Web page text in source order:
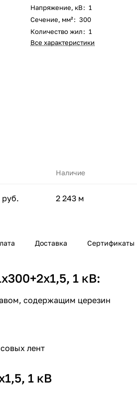
Напряжение, кВ: 1
Сечение, мм²: 300
Количество жил: 1
Все характеристики
Наличие
руб. 2 243 м
Доставка Сертификаты
1 кВ:
содержащим церезин
лент
1 кВ